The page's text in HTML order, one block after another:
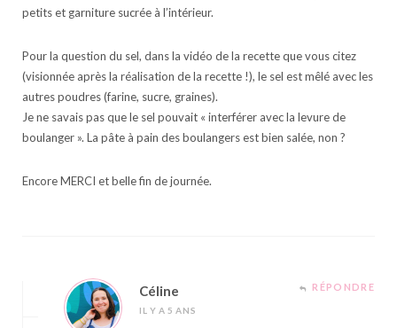
petits et garniture sucrée à l’intérieur.
Pour la question du sel, dans la vidéo de la recette que vous citez
(visionnée après la réalisation de la recette !), le sel est mêlé avec les
autres poudres (farine, sucre, graines).
Je ne savais pas que le sel pouvait « interférer avec la levure de
boulanger ». La pâte à pain des boulangers est bien salée, non ?
Encore MERCI et belle fin de journée.
Céline
IL Y A 5 ANS
RÉPONDRE